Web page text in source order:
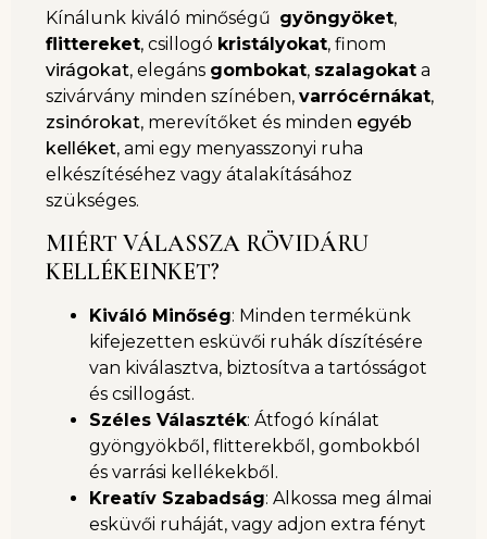
Kínálunk kiváló minőségű gyöngyöket,
flittereket, csillogó kristályokat, finom
virágokat, elegáns gombokat, szalagokat a
szivárvány minden színében, varrócérnákat,
zsinórokat, merevítőket és minden egyéb
kelléket, ami egy menyasszonyi ruha
elkészítéséhez vagy átalakításához
szükséges.
MIÉRT VÁLASSZA RÖVIDÁRU
KELLÉKEINKET?
Kiváló Minőség: Minden termékünk
kifejezetten esküvői ruhák díszítésére
van kiválasztva, biztosítva a tartósságot
és csillogást.
Széles Választék: Átfogó kínálat
gyöngyökből, flitterekből, gombokból
és varrási kellékekből.
Kreatív Szabadság: Alkossa meg álmai
esküvői ruháját, vagy adjon extra fényt